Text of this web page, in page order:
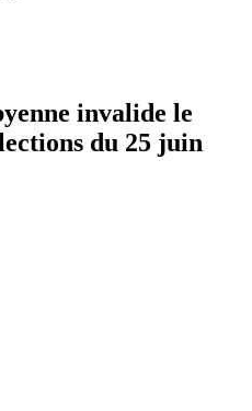
invalide le
du 25 juin